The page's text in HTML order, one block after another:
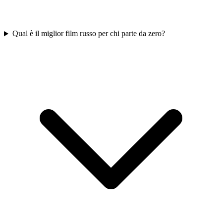
Qual è il miglior film russo per chi parte da zero?